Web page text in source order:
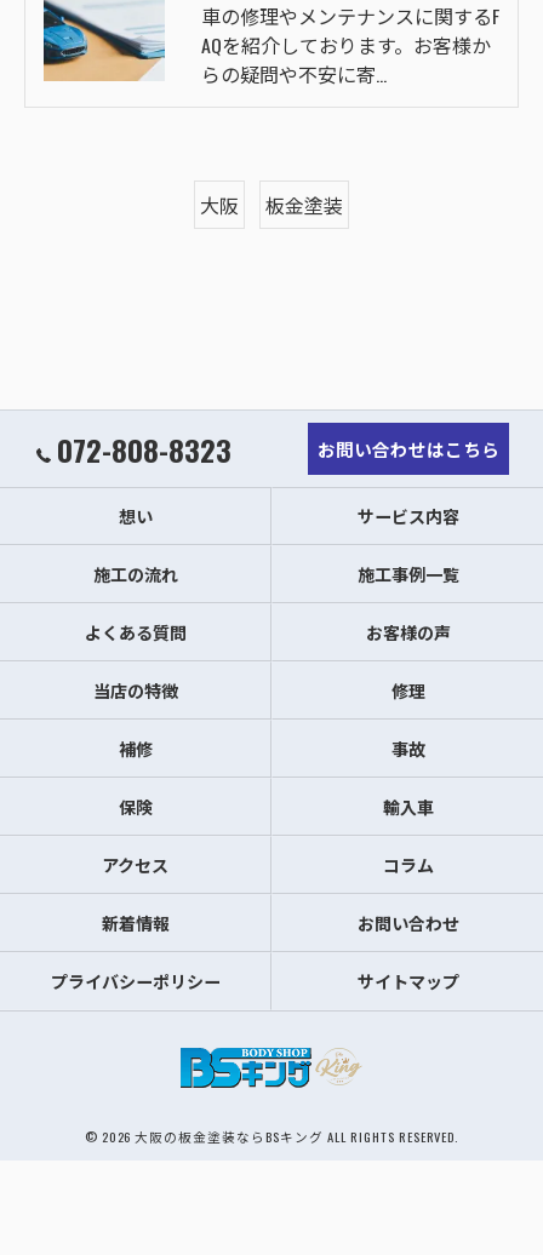
車の修理やメンテナンスに関するF
AQを紹介しております。お客様か
らの疑問や不安に寄…
大阪 板金塗装
072-808-8323 お問い合わせはこちら
想い サービス内容
施工の流れ 施工事例一覧
よくある質問 お客様の声
当店の特徴 修理
補修 事故
保険 輸入車
アクセス コラム
新着情報 お問い合わせ
プライバシーポリシー サイトマップ
© 2026 大阪の板金塗装ならBSキング ALL RIGHTS RESERVED.